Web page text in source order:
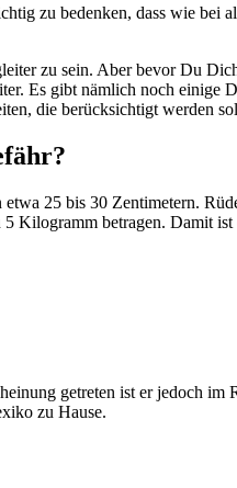
zu beden­ken, dass wie bei
zu sein. Aber bevor Du
Es gibt näm­lich noch eini­ge
die berück­sich­tigt wer­den
25 bis 30 Zen­ti­me­tern.
Kilo­gramm betra­gen. Damit ist
getre­ten ist er jedoch
zu Hau­se.